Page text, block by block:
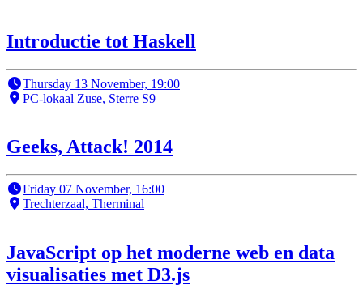
Introductie tot Haskell
Thursday 13 November, 19:00
PC-lokaal Zuse, Sterre S9
Geeks, Attack! 2014
Friday 07 November, 16:00
Trechterzaal, Therminal
JavaScript op het moderne web en data
visualisaties met D3.js